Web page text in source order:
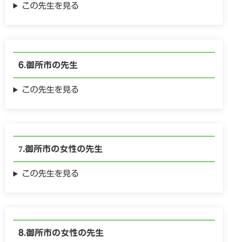
この先生を見る
御所市の先生
この先生を見る
御所市の女性の先生
この先生を見る
御所市の女性の先生